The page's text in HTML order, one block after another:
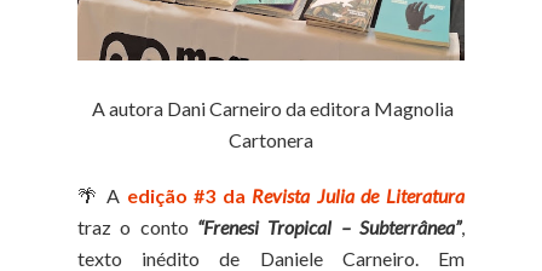
A autora Dani Carneiro da editora Magnolia
Cartonera
🌴 A edição #3 da Revista Julia de Literatura
traz o conto “Frenesi Tropical – Subterrânea”,
texto inédito de Daniele Carneiro. Em